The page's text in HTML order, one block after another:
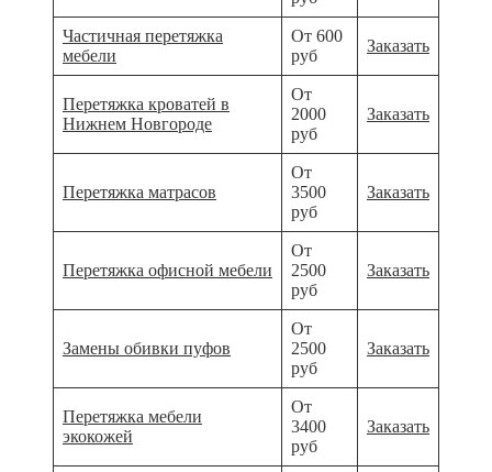
Частичная перетяжка
мебели
От 600
руб
Заказать
Перетяжка кроватей в
Нижнем Новгороде
От
2000
руб
Заказать
Перетяжка матрасов
От
3500
руб
Заказать
Перетяжка офисной мебели
От
2500
руб
Заказать
Замены обивки пуфов
От
2500
руб
Заказать
Перетяжка мебели
экокожей
От
3400
руб
Заказать